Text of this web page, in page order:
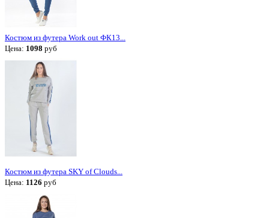
Костюм из футера Work out ФК13...
Цена: 1098 руб
Костюм из футера SKY of Clouds...
Цена: 1126 руб